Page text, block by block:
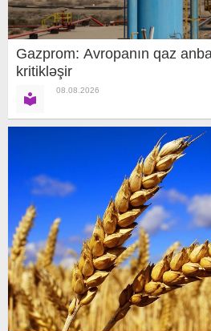
Gazprom: Avropanın qaz
kritikləşir
08.08.2026